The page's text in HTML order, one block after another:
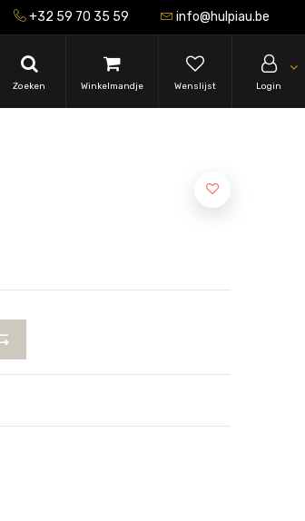
+32 59 70 35 59 info@hulpiau.be
Zoeken Winkelmandje Wenslijst Login